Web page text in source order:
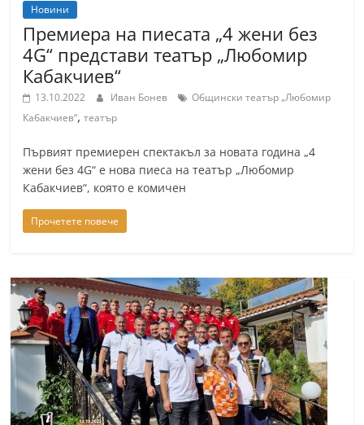
Новини
Премиера на пиесата „4 жени без
4G“ представи театър „Любомир
Кабакчиев“
13.10.2022 Иван Бонев
Общински театър „Любомир
Кабакчиев“,театър
Първият премиерен спектакъл за новата година „4
жени без 4G“ е нова пиеса на театър „Любомир
Кабакчиев“, която е комичен
Прочетете повече